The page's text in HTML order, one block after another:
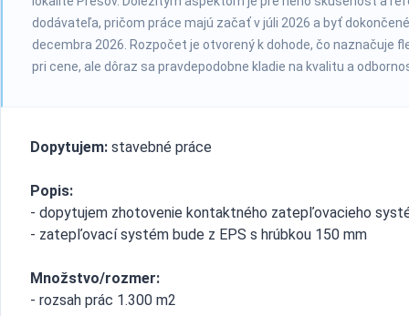
dodávateľa, pričom práce majú začať v júli 2026 a byť
decembra 2026. Rozpočet je otvorený k dohode, čo naznačuje
pri cene, ale dôraz sa pravdepodobne kladie na kvalitu a
Dopytujem: stavebné práce
Popis:
- dopytujem zhotovenie kontaktného zatepľovacieho
- zatepľovací systém bude z EPS s hrúbkou 150 mm
Množstvo/rozmer:
- rozsah prác 1.300 m2